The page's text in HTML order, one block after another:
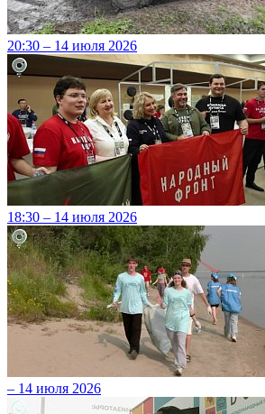
20:30 – 14 июля 2026
18:30 – 14 июля 2026
– 14 июля 2026